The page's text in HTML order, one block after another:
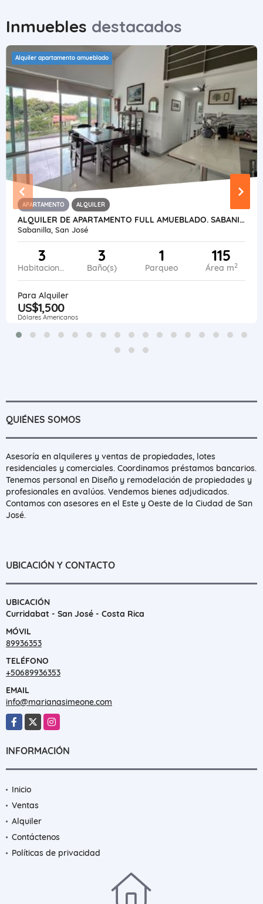
Inmuebles destacados
Alquiler apartamento amueblado
APARTAMENTO ALQUILER
ALQUILER DE APARTAMENTO FULL AMUEBLADO. SABANILLA, MONTES DE OCA
Sabanilla, San José
3
Habitaciones
3
Baño(s)
1
Parqueo
115
Área m2
Para Alquiler
US$1,500
Dólares Americanos
QUIÉNES SOMOS
Asesoría en alquileres y ventas de propiedades, lotes
residenciales y comerciales. Coordinamos préstamos bancarios.
Tenemos personal en Diseño y remodelación de propiedades y
profesionales en avalúos. Vendemos bienes adjudicados.
Contamos con asesores en el Este y Oeste de la Ciudad de San
José.
UBICACIÓN Y CONTACTO
UBICACIÓN
Curridabat - San José - Costa Rica
MÓVIL
89936353
TELÉFONO
+50689936353
EMAIL
info@marianasimeone.com
Facebook
X Instagram
INFORMACIÓN
Inicio
Ventas
Alquiler
Contáctenos
Políticas de privacidad